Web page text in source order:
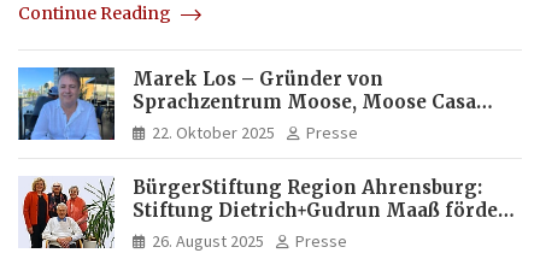
Continue Reading
Marek Los – Gründer von
Sprachzentrum Moose, Moose Casa
Italia und Apartamento Brasil |
Internationaler Experte für Bildung
22. Oktober 2025 Presse
BürgerStiftung Region Ahrensburg:
Stiftung Dietrich+Gudrun Maaß fördert
Deutschkenntnisse von Frauen
26. August 2025 Presse